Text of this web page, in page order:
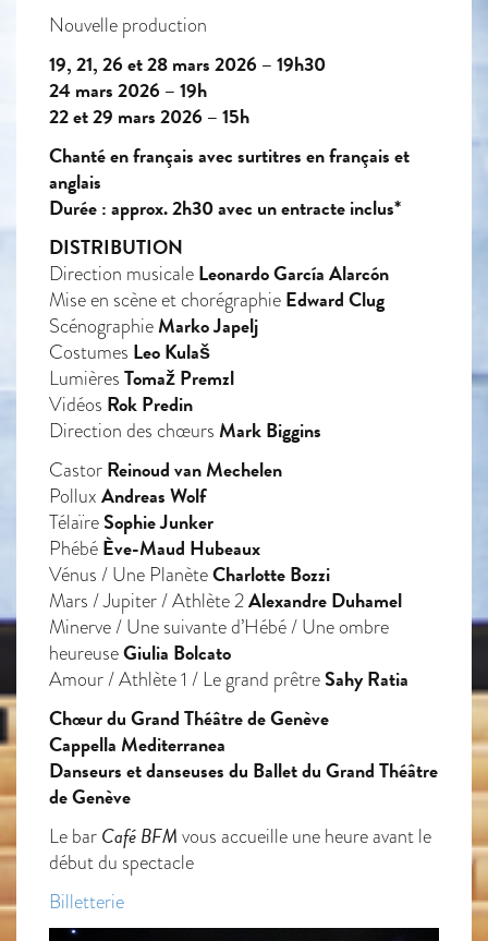
Nouvelle production
19, 21, 26 et 28 mars 2026 – 19h30
24 mars 2026 – 19h
22 et 29 mars 2026 – 15h
Chanté en français avec surtitres en français et
anglais
Durée : approx. 2h30 avec un entracte inclus*
DISTRIBUTION
Direction musicale Leonardo García Alarcón
Mise en scène et chorégraphie Edward Clug
ScénographieMarko Japelj
Costumes Leo Kulaš
Lumières Tomaž Premzl
Vidéos Rok Predin
Direction des chœurs Mark Biggins
Castor Reinoud van Mechelen
Pollux Andreas Wolf
TélaïreSophie Junker
Phébé Ève-Maud Hubeaux
Vénus / Une PlanèteCharlotte Bozzi
Mars / Jupiter / Athlète 2Alexandre Duhamel
Minerve / Une suivante d’Hébé / Une ombre
heureuseGiulia Bolcato
Amour / Athlète 1 / Le grand prêtreSahy Ratia
Chœur du Grand Théâtre de Genève
Cappella Mediterranea
Danseurs et danseuses du Ballet du Grand Théâtre
de Genève
Le bar Café BFM vous accueille une heure avant le
début du spectacle
Billetterie